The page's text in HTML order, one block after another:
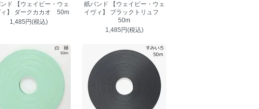
ド 【ウェイビー・ウェ
ィ】 ダークカカオ 50m
1,485円(税込)
紙バンド 【ウェイビー・ウェ
イヴィ】 ブラックトリュフ
50m
1,485円(税込)